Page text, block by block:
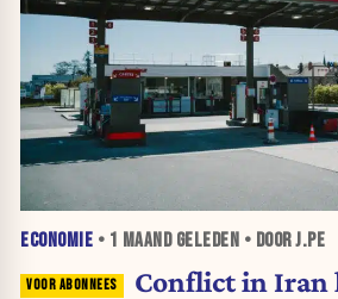
ECONOMIE • 1 MAANDGELEDEN • DOOR J.PE
Conflict in Iran